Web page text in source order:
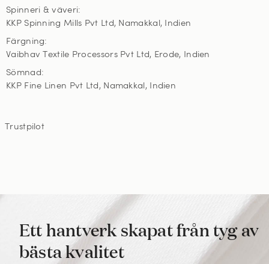
Spinneri & väveri:
KKP Spinning Mills Pvt Ltd, Namakkal, Indien
Färgning:
Vaibhav Textile Processors Pvt Ltd, Erode, Indien
Sömnad:
KKP Fine Linen Pvt Ltd, Namakkal, Indien
Trustpilot
Ett hantverk skapat från tyg av
bästa kvalitet